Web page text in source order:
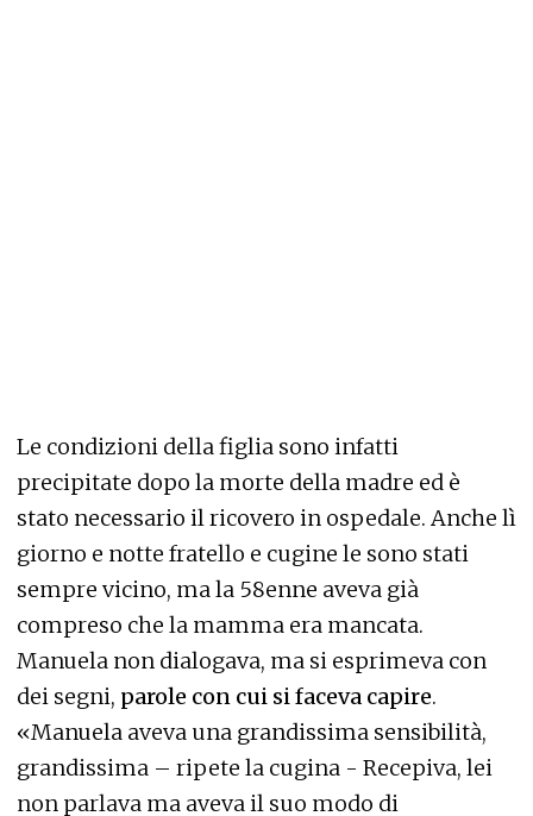
Le condizioni della figlia sono infatti
precipitate dopo la morte della madre ed è
stato necessario il ricovero in ospedale. Anche lì
giorno e notte fratello e cugine le sono stati
sempre vicino, ma la 58enne aveva già
compreso che la mamma era mancata.
Manuela non dialogava, ma si esprimeva con
dei segni, parole con cui si faceva capire.
«Manuela aveva una grandissima sensibilità,
grandissima – ripete la cugina - Recepiva, lei
non parlava ma aveva il suo modo di